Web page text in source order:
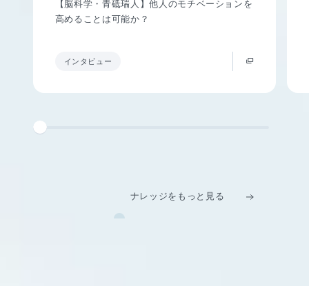
【脳科学・青砥瑞人】他人のモチベーションを
高めることは可能か？
インタビュー
ナレッジをもっと見る